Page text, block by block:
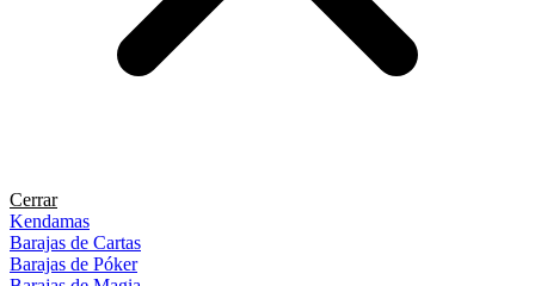
Cerrar
Kendamas
Barajas de Cartas
Barajas de Póker